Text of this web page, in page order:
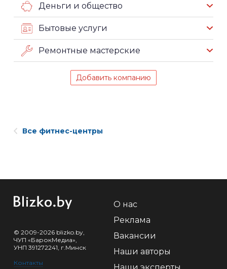
Деньги и общество
Бытовые услуги
Ремонтные мастерские
Добавить компанию
Все фитнес-центры
© 2009-2026 blizko.by,
ЧУП «БарокМедиа»,
УНП 391272241, г.Минск
Контакты
О нас
Реклама
Вакансии
Наши авторы